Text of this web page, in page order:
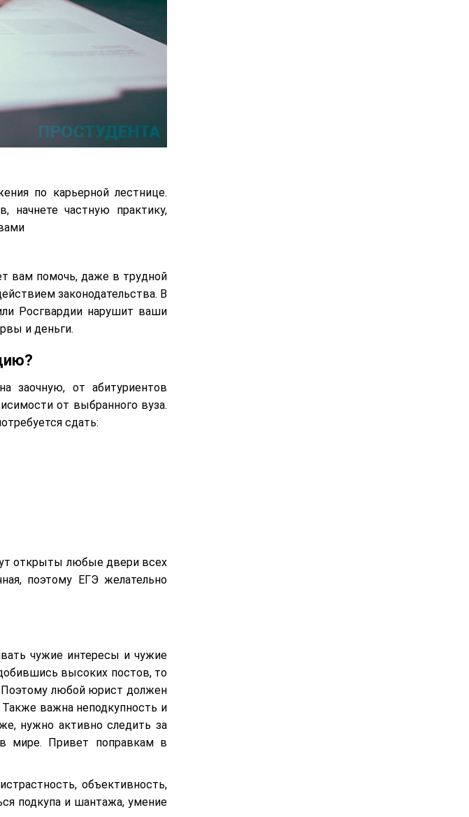
по карьерной лестнице.
начнете частную практику,
вам помочь, даже в трудной
законодательства. В
Росгвардии нарушит ваши
и деньги.
заочную, от абитуриентов
от выбранного вуза.
сдать:
открыты любые двери всех
поэтому ЕГЭ желательно
чужие интересы и чужие
высоких постов, то
Поэтому любой юрист должен
важна неподкупность и
нужно активно следить за
мире. Привет поправкам в
объективность,
подкупа и шантажа, умение